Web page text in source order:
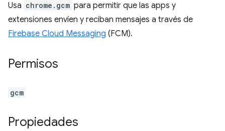
Usa chrome.gcm para permitir que las apps y
extensiones envíen y reciban mensajes a través de
Firebase Cloud Messaging (FCM).
Permisos
gcm
Propiedades